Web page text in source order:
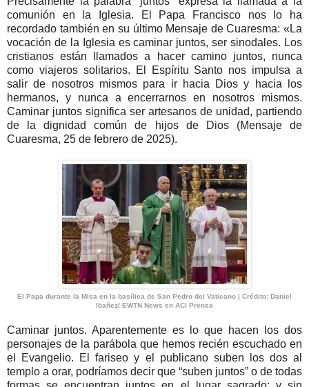
comunión en la Iglesia. El Papa Francisco nos lo ha
recordado también en su último Mensaje de Cuaresma: «La
vocación de la Iglesia es caminar juntos, ser sinodales. Los
cristianos están llamados a hacer camino juntos, nunca
como viajeros solitarios. El Espíritu Santo nos impulsa a
salir de nosotros mismos para ir hacia Dios y hacia los
hermanos, y nunca a encerrarnos en nosotros mismos.
Caminar juntos significa ser artesanos de unidad, partiendo
de la dignidad común de hijos de Dios (Mensaje de
Cuaresma, 25 de febrero de 2025).
El Papa durante la Misa en la basílica de San Pedro del Vaticano | Crédito: Daniel
Ibañez/ EWTN News en ACI Prensa
Caminar juntos. Aparentemente es lo que hacen los dos
personajes de la parábola que hemos recién escuchado en
el Evangelio. El fariseo y el publicano suben los dos al
templo a orar, podríamos decir que “suben juntos” o de todas